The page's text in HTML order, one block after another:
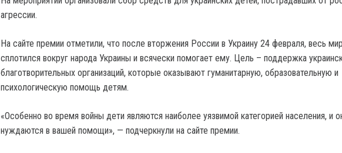
агрессии.
На сайте премии отметили, что после вторжения России в Украину 24 февраля, весь мир
сплотился вокруг народа Украины и всячески помогает ему. Цель – поддержка
благотворительных организаций, которые оказывают гуманитарную, образовательную и
психологическую помощь детям.
«Особенно во время войны дети являются наиболее уязвимой категорией населения, и
нуждаются в вашей помощи», — подчеркнули на сайте премии.